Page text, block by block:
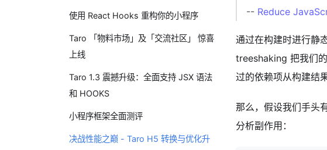
使用 React Hooks 重构你的小程序
Taro 「物料市场」及「交流社区」 惊喜
上线
Taro 1.3 震撼升级：全面支持 JSX 语法
和 HOOKS
小程序框架全面测评
决战性能之巅 - Taro H5 转换与优化升
-- Reduce
通过在构建时进行静
treeshaking 把我们
过的依赖项从构建结
那么，假设我们手头
分析副作用：